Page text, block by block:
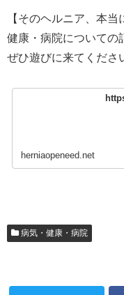
【そのヘルニア、本
健康・病院についての
ぜひ遊びに来てくださ
herniaopeneed.net
病気・健康・病院